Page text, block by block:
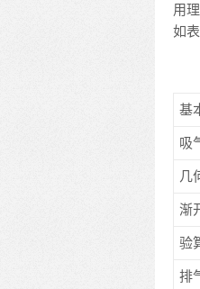
用
如
基
吸
几
渐
验
排